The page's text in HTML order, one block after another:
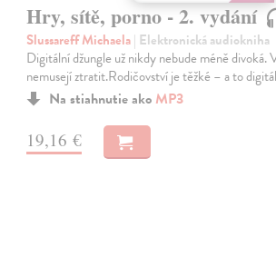
Hry, sítě, porno - 2. vydání
Slussareff Michaela| Elektronická audiokniha
Digitální džungle už nikdy nebude méně divoká.
nemusejí ztratit.Rodičovství je těžké – a to
Na stiahnutie ako MP3
19,16 €